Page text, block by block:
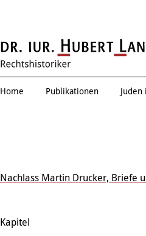
Zwischen allen
Home Publikationen
Nachlass Martin Drucker, Briefe
Kapitel